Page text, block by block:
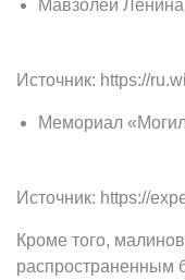
Мавзолей Ленина
Источник: https://
Мемориал
Источник: https://
Кроме того,
распространенным